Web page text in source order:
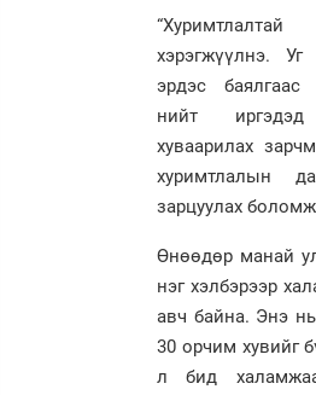
“Хуримтлалтай
хэрэгжүүлнэ. Уг
эрдэс баялгаас
нийт
хуваарилах
хуримтлалын
зарцуулах
Өнөөдөр манай
нэг хэлбэрээр
авч байна. Энэ
30 орчим хувийг
л бид